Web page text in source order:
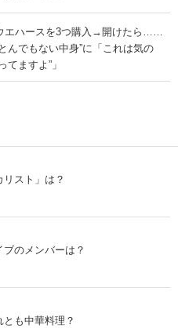
エハースを3つ購入→開けたら……
んでもない中身”に「これは気の
てますよ”」
スト」は？
のメンバーは？
も中華料理？